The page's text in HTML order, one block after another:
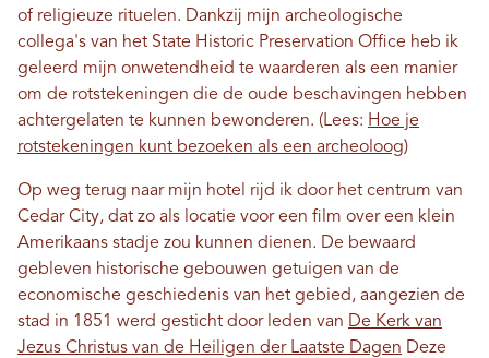
of religieuze rituelen. Dankzij mijn archeologische
collega's van het State Historic Preservation Office heb ik
geleerd mijn onwetendheid te waarderen als een manier
om de rotstekeningen die de oude beschavingen hebben
achtergelaten te kunnen bewonderen. (Lees: Hoe je
rotstekeningen kunt bezoeken als een archeoloog)
Op weg terug naar mijn hotel rijd ik door het centrum van
Cedar City, dat zo als locatie voor een film over een klein
Amerikaans stadje zou kunnen dienen. De bewaard
gebleven historische gebouwen getuigen van de
economische geschiedenis van het gebied, aangezien de
stad in 1851 werd gesticht door leden van De Kerk van
Jezus Christus van de Heiligen der Laatste Dagen Deze